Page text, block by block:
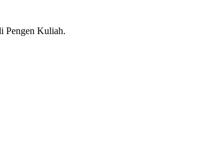
Pengen Kuliah.